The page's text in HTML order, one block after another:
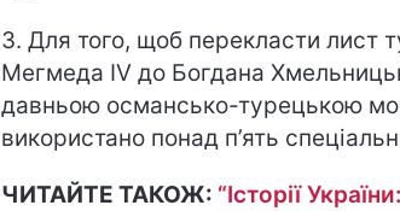
3. Для того, щоб перекласти лист
Мегмеда ІV до Богдана
давньою османсько-турецькою
використано понад п’ять
ЧИТАЙТЕ ТАКОЖ: “Історії